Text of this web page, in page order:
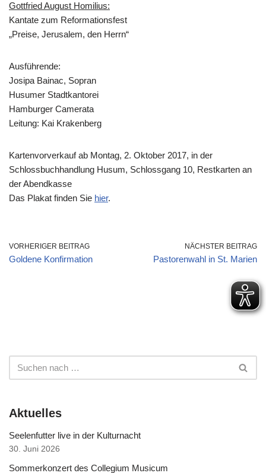
Gottfried August Homilius:
Kantate zum Reformationsfest
„Preise, Jerusalem, den Herrn“
Ausführende:
Josipa Bainac, Sopran
Husumer Stadtkantorei
Hamburger Camerata
Leitung: Kai Krakenberg
Kartenvorverkauf ab Montag, 2. Oktober 2017, in der
Schlossbuchhandlung Husum, Schlossgang 10, Restkarten an
der Abendkasse
Das Plakat finden Sie hier.
VORHERIGER BEITRAG
Goldene Konfirmation
NÄCHSTER BEITRAG
Pastorenwahl in St. Marien
Aktuelles
Seelenfutter live in der Kulturnacht
30. Juni 2026
Sommerkonzert des Collegium Musicum